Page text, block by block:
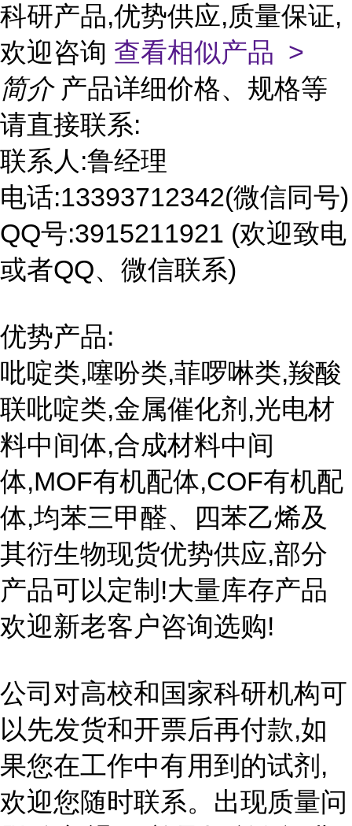
科研产品,优势供应,质量保证,
欢迎咨询 查看相似产品 >
简介 产品详细价格、规格等
请直接联系:
联系人:鲁经理
电话:13393712342(微信同号)
QQ号:3915211921 (欢迎致电
或者QQ、微信联系)
优势产品:
吡啶类,噻吩类,菲啰啉类,羧酸
联吡啶类,金属催化剂,光电材
料中间体,合成材料中间
体,MOF有机配体,COF有机配
体,均苯三甲醛、四苯乙烯及
其衍生物现货优势供应,部分
产品可以定制!大量库存产品
欢迎新老客户咨询选购!
公司对高校和国家科研机构可
以先发货和开票后再付款,如
果您在工作中有用到的试剂,
欢迎您随时联系。出现质量问